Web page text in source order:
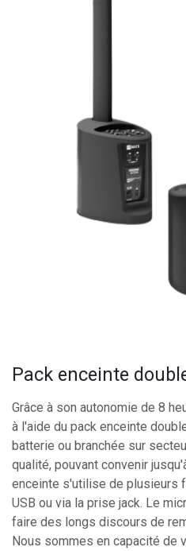
Pack enceinte
Grâce à son autonomie de 8
à l'aide du pack enceinte
batterie ou branchée sur
qualité, pouvant convenir
enceinte s'utilise de plusieurs
USB ou via la prise jack. Le
faire des longs discours de
Nous sommes en capacité de